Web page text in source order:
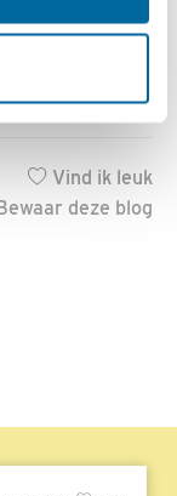
toe kijkt.
Vind ik leuk
deze blog